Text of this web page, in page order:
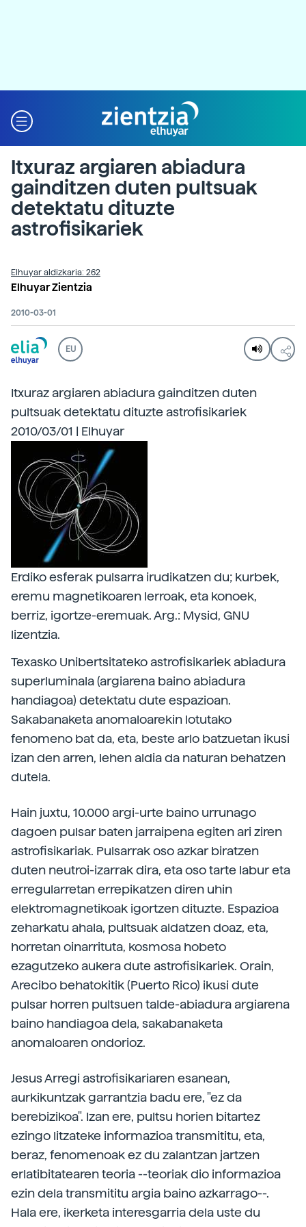
Itxuraz argiaren abiadura
gainditzen duten pultsuak
detektatu dituzte
astrofisikariek
Elhuyar aldizkaria: 262
Elhuyar Zientzia
2010-03-01
EU
Itxuraz argiaren abiadura gainditzen duten
pultsuak detektatu dituzte astrofisikariek
2010/03/01 | Elhuyar
Erdiko esferak pulsarra irudikatzen du; kurbek,
eremu magnetikoaren lerroak, eta konoek,
berriz, igortze-eremuak. Arg.: Mysid, GNU
lizentzia.
Texasko Unibertsitateko astrofisikariek abiadura
superluminala (argiarena baino abiadura
handiagoa) detektatu dute espazioan.
Sakabanaketa anomaloarekin lotutako
fenomeno bat da, eta, beste arlo batzuetan ikusi
izan den arren, lehen aldia da naturan behatzen
dutela.
Hain juxtu, 10.000 argi-urte baino urrunago
dagoen pulsar baten jarraipena egiten ari ziren
astrofisikariak. Pulsarrak oso azkar biratzen
duten neutroi-izarrak dira, eta oso tarte labur eta
erregularretan errepikatzen diren uhin
elektromagnetikoak igortzen dituzte. Espazioa
zeharkatu ahala, pultsuak aldatzen doaz, eta,
horretan oinarrituta, kosmosa hobeto
ezagutzeko aukera dute astrofisikariek. Orain,
Arecibo behatokitik (Puerto Rico) ikusi dute
pulsar horren pultsuen talde-abiadura argiarena
baino handiagoa dela, sakabanaketa
anomaloaren ondorioz.
Jesus Arregi astrofisikariaren esanean,
aurkikuntzak garrantzia badu ere, "ez da
berebizikoa". Izan ere, pultsu horien bitartez
ezingo litzateke informazioa transmititu, eta,
beraz, fenomenoak ez du zalantzan jartzen
erlatibitatearen teoria --teoriak dio informazioa
ezin dela transmititu argia baino azkarrago--.
Hala ere, ikerketa interesgarria dela uste du